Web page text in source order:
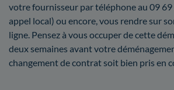
votre fournisseur par téléphone au 09
appel local) ou encore, vous rendre sur
ligne. Pensez à vous occuper de cette
deux semaines avant votre
changement de contrat soit bien pris en